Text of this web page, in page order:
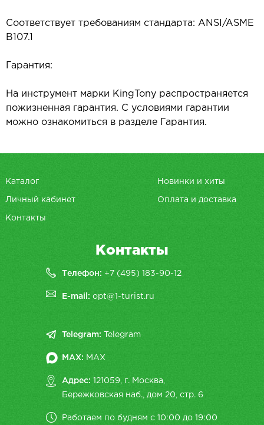
Соответствует требованиям стандарта: ANSI/ASME
B107.1
Гарантия:
На инструмент марки KingTony распространяется
пожизненная гарантия. С условиями гарантии
можно ознакомиться в разделе Гарантия.
Каталог Новинки и хиты
Личный кабинет Оплата и доставка
Контакты
Контакты
Телефон: +7 (495) 183-90-12
E-mail:opt@1-turist.ru
Telegram: Telegram
MAX: MAX
Адрес: 121059, г. Москва,
Бережковская наб., дом 20, cтр. 6
Работаем по будням с 10:00 до 19:00